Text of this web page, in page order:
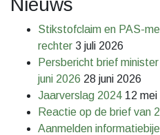
Nieuws
Stikstofclaim en PAS-
rechter 3 juli 2026
Persbericht brief
juni 2026 28 juni 2026
Jaarverslag 2024 12 mei
Reactie op de brief van
Aanmelden